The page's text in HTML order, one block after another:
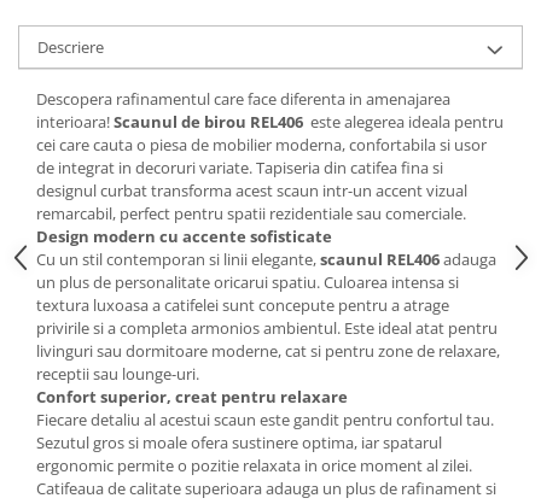
Mese gradinita
Scaune gradinita
Set mese si scaune gradinita
Mobilier copii
Mobila camera copii
Scaune birou pentru copii
Saltele patuturi copii
Paturi copii
Masa si scaune gradinita
Seturi comode living si dormitor
Descriere
Descopera rafinamentul care face diferenta in amenajarea
interioara!Scaunul de birou REL406 este alegerea ideala pentru
cei care cauta o piesa de mobilier moderna, confortabila si usor
de integrat in decoruri variate. Tapiseria din catifea fina si
designul curbat transforma acest scaun intr-un accent vizual
remarcabil, perfect pentru spatii rezidentiale sau comerciale.
Design modern cu accente sofisticate
Cu un stil contemporan si linii elegante,scaunul REL406adauga
un plus de personalitate oricarui spatiu. Culoarea intensa si
textura luxoasa a catifelei sunt concepute pentru a atrage
privirile si a completa armonios ambientul. Este ideal atat pentru
livinguri sau dormitoare moderne, cat si pentru zone de relaxare,
receptii sau lounge-uri.
Confort superior, creat pentru relaxare
Fiecare detaliu al acestui scaun este gandit pentru confortul tau.
Sezutul gros si moale ofera sustinere optima, iar spatarul
ergonomic permite o pozitie relaxata in orice moment al zilei.
Catifeaua de calitate superioara adauga un plus de rafinament si